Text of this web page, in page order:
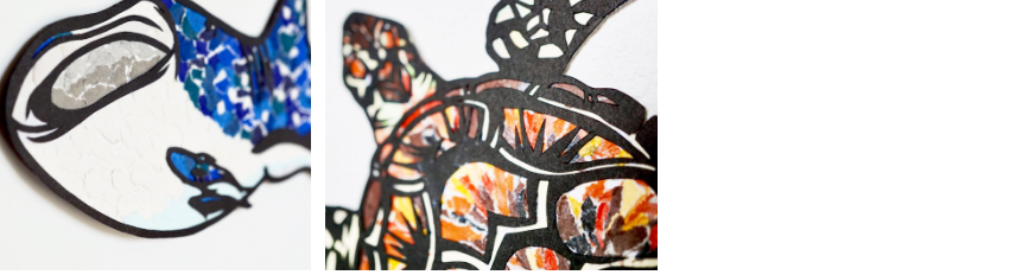
【ちぎり絵×切り絵】原画アート『ji
nbe-zame（ジンベエザメ）』
【ちぎり絵×切り絵】原画アート『u
mi-game（海亀）』
¥12,000